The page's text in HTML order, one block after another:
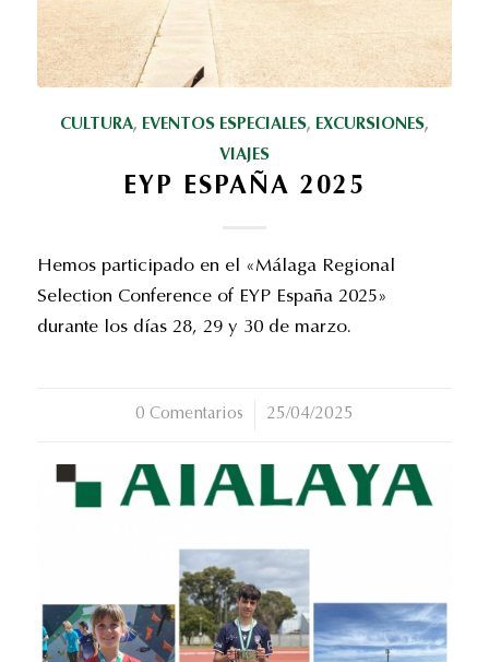
CULTURA, EVENTOS ESPECIALES, EXCURSIONES,
VIAJES
EYP ESPAÑA 2025
Hemos participado en el «Málaga Regional
Selection Conference of EYP España 2025»
durante los días 28, 29 y 30 de marzo.
0 Comentarios
/ 25/04/2025